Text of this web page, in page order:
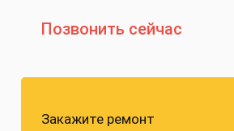
Позвонить сейчас
Закажите ремонт